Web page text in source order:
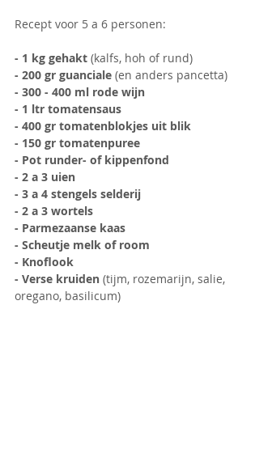
Recept voor 5 a 6 personen:
- 1 kg gehakt (kalfs, hoh of rund)
- 200 gr guanciale (en anders pancetta)
- 300 - 400 ml rode wijn
- 1 ltr tomatensaus
- 400 gr tomatenblokjes uit blik
- 150 gr tomatenpuree
- Pot runder- of kippenfond
- 2 a 3 uien
- 3 a 4 stengels selderij
- 2 a 3 wortels
- Parmezaanse kaas
- Scheutje melk of room
- Knoflook
- Verse kruiden (tijm, rozemarijn, salie,
oregano, basilicum)